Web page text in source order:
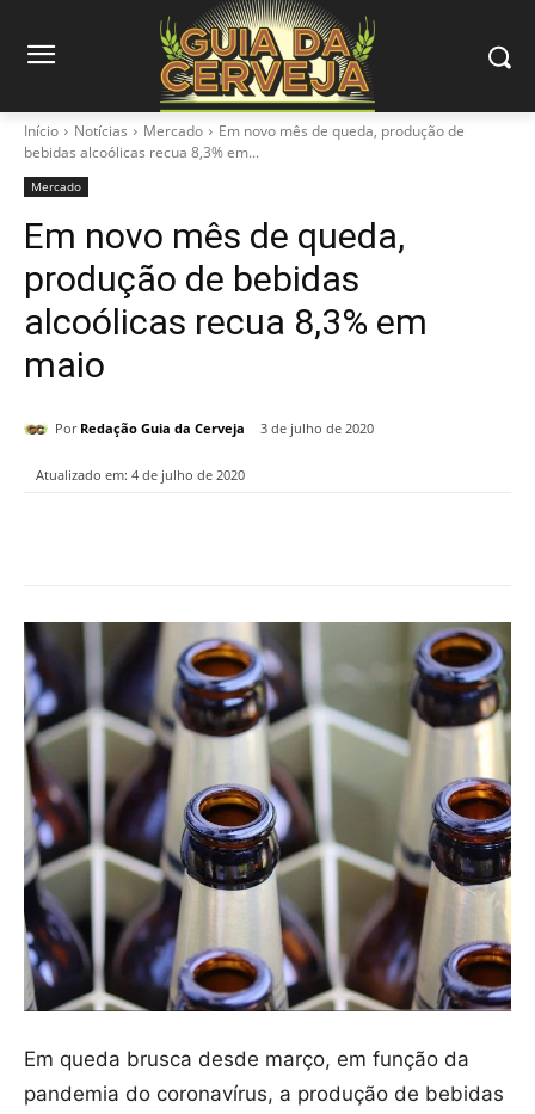
Início Notícias Mercado
Em novo mês de queda, produção de
bebidas alcoólicas recua 8,3% em...
Mercado
Em novo mês de queda,
produção de bebidas
alcoólicas recua 8,3% em
maio
Por Redação Guia da Cerveja 3 de julho de 2020
Atualizado em: 4 de julho de 2020
Em queda brusca desde março, em função da
pandemia do coronavírus, a produção de bebidas